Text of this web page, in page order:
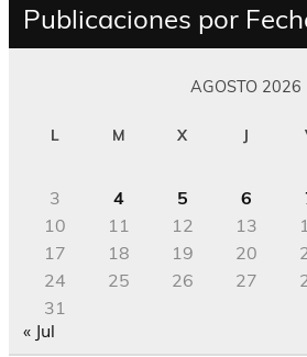
Publicaciones por
AGOSTO 2026
L M X J
3
4 5 6
10
11 12 13
17
18 19 20
24
25 26 27
31
« Jul